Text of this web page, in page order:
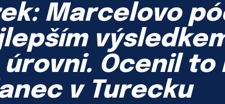
Marcelovo
Ocenil to
v Turecku